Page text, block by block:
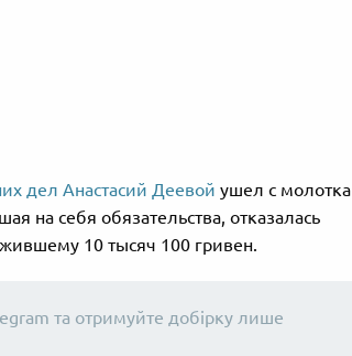
дел Анастасий Деевой ушел с молотка
на себя обязательства, отказалась
10 тысяч 100 гривен.
та отримуйте добірку лише